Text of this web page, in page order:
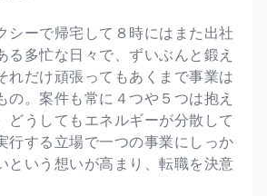
シーで帰宅して８時にはまた出社
る多忙な日々で、ずいぶんと鍛え
れだけ頑張ってもあくまで事業は
の。案件も常に４つや５つは抱え
どうしてもエネルギーが分散して
行する立場で一つの事業にしっか
という想いが高まり、転職を決意